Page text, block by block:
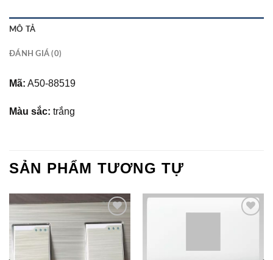
MÔ TẢ
ĐÁNH GIÁ (0)
Mã: A50-88519
Màu sắc: trắng
SẢN PHẨM TƯƠNG TỰ
Add to
Wishlist